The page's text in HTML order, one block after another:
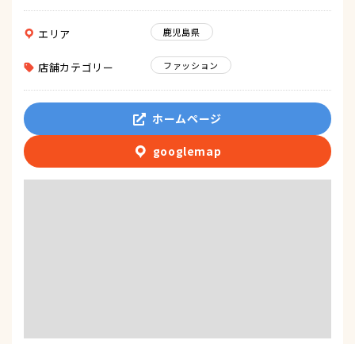
エリア 鹿児島県
店舗カテゴリー ファッション
ホームページ
googlemap